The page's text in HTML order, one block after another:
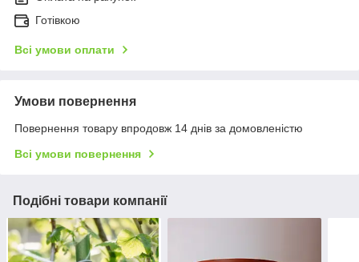
Готівкою
Всі умови оплати
Умови повернення
Повернення товару впродовж 14 днів за домовленістю
Всі умови повернення
Подібні товари компанії